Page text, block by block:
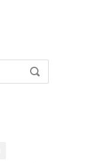
VYHLEDÁVÁNÍ